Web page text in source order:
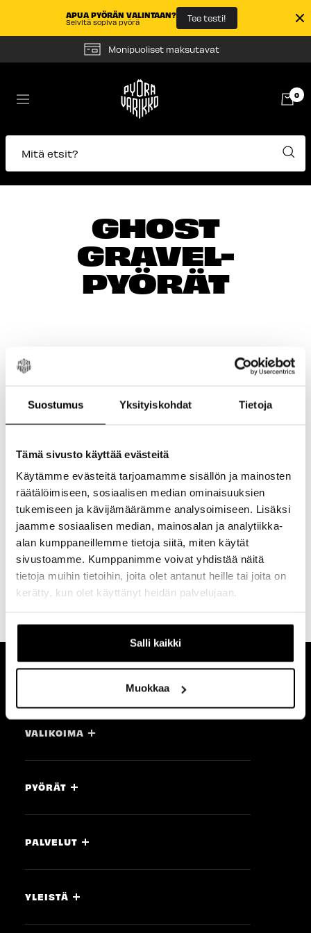
Suostumus Yksityiskohdat Tietoja
Tämä sivusto käyttää evästeitä
Käytämme evästeitä tarjoamamme sisällön ja mainosten
räätälöimiseen, sosiaalisen median ominaisuuksien
tukemiseen ja kävijämäärämme analysoimiseen. Lisäksi
jaamme sosiaalisen median, mainosalan ja analytiikka-
alan kumppaneillemme tietoja siitä, miten käytät
sivustoamme. Kumppanimme voivat yhdistää näitä
tietoja muihin tietoihin, joita olet antanut heille tai joita on
kerätty, kun olet käyttänyt heidän palvelujaan.
Salli kaikki
Muokkaa
APUA PYÖRÄN VALINTAAN?
Selvitä sopiva pyörä Tee testi!
Monipuoliset maksutavat
Navigaatio
Pyörävarikko
0
Mitä etsit?
GHOST
GRAVEL-
PYÖRÄT
TYHJÄ TUOTERYHMÄ
Tässä tuoteryhmässä ei ole tuotteita.
SIIRRY OSTOKSILLE
VALIKOIMA
PYÖRÄT
PALVELUT
YLEISTÄ